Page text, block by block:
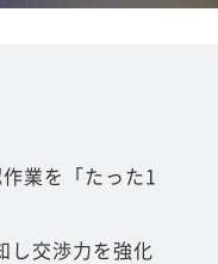
業を「たった1
し交渉力を強化